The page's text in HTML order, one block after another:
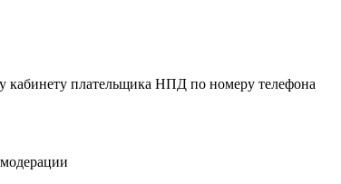
плательщика НПД по номеру телефона